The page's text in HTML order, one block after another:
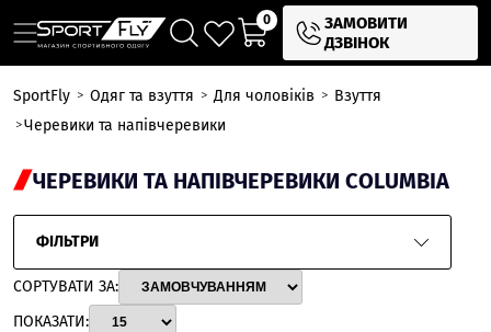
0
ЗАМОВИТИ
ДЗВІНОК
SportFly Одяг та взуття Для чоловіків
Взуття
Черевики та напівчеревики
ЧЕРЕВИКИ ТА НАПІВЧЕРЕВИКИ COLUMBIA
ФІЛЬТРИ
СОРТУВАТИ ЗА:
ПОКАЗАТИ: